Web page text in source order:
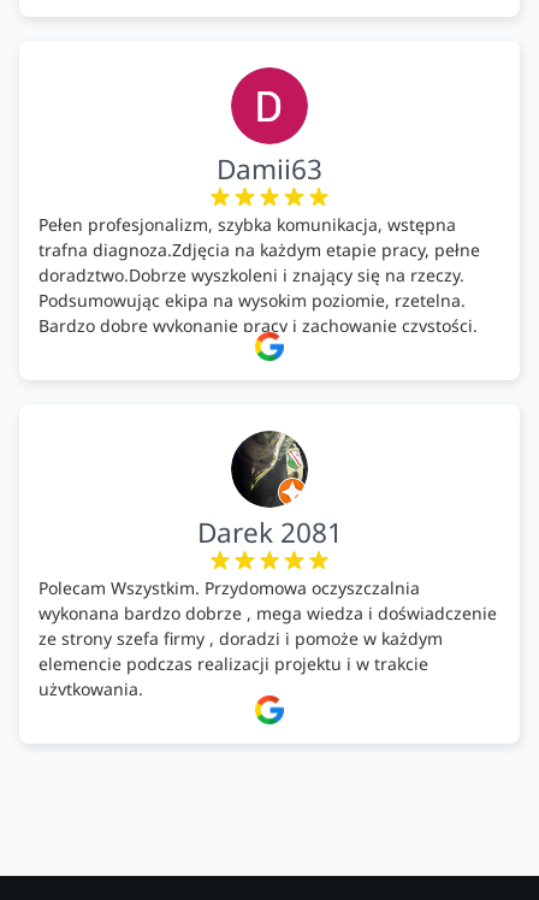
Damii63
Pełen profesjonalizm, szybka komunikacja, wstępna
trafna diagnoza.Zdjęcia na każdym etapie pracy, pełne
doradztwo.Dobrze wyszkoleni i znający się na rzeczy.
Podsumowując ekipa na wysokim poziomie, rzetelna.
Bardzo dobre wykonanie pracy i zachowanie czystości.
Darek 2081
Polecam Wszystkim. Przydomowa oczyszczalnia
wykonana bardzo dobrze , mega wiedza i doświadczenie
ze strony szefa firmy , doradzi i pomoże w każdym
elemencie podczas realizacji projektu i w trakcie
użytkowania.
Firma godna zaufania. Tak trzymać!